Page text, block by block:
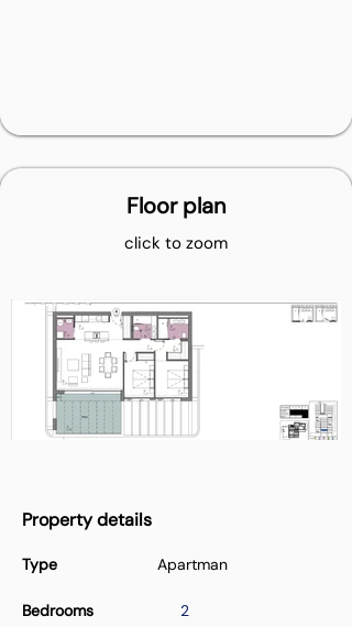
Floor plan
click to zoom
Property details
Type
Bedrooms
Apartman
2